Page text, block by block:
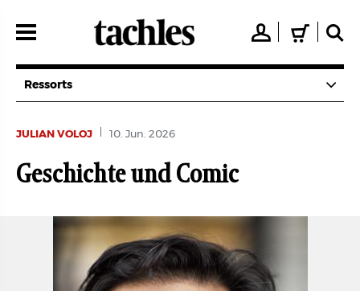
zum
👤 🛒 🔍
Ressorts
JULIAN VOLOJ 10. Jun. 2026
Geschichte und Comic